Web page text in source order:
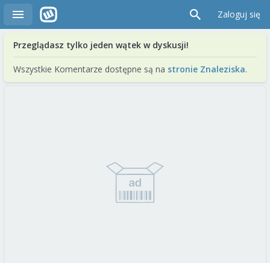
Zaloguj się
Przeglądasz tylko jeden wątek w dyskusji!
Wszystkie Komentarze dostępne są na stronie Znaleziska.